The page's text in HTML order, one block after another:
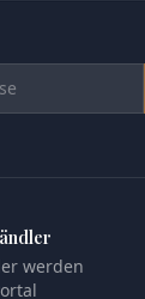
werden